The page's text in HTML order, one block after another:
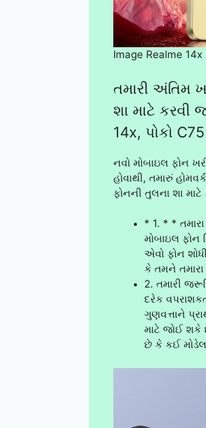
Image Realme 14x
તમારી અંતિમ
શા માટે
14x, પોકો
નવો મોબાઇલ ફોન
હોવાથી, તમારું
ફોનની તુલના શા
* 1. * *
મોબાઇલ ફોન
એવો ફોન
કે તમને
2. તમારી
દરેક
ગુણવત્તાને
માટે જોઈ શકે
છે કે કઈ મોડેલ